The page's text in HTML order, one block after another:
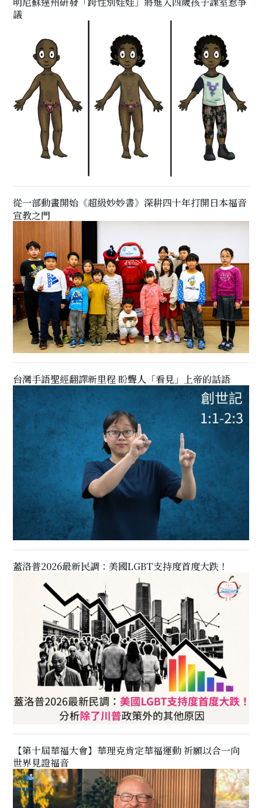
議
從一部動畫開始《超級妙妙書》深耕四十年打開日本福音
宣教之門
台灣手語聖經翻譯新里程 盼聾人「看見」上帝的話語
蓋洛普2026最新民調：美國LGBT支持度首度大跌！
【第十屆華福大會】華理克肯定華福運動 祈願以合一向
世界見證福音